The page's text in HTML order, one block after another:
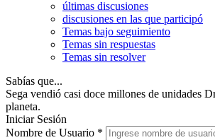
últimas discusiones
discusiones en las que participó
Temas bajo seguimiento
Temas sin respuestas
Temas sin resolver
Sabías que...
Sega vendió casi doce millones de unidades
planeta.
Iniciar Sesión
Nombre de Usuario *